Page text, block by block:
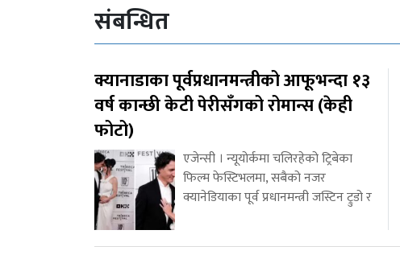
संबन्धित
क्यानाडाका पूर्वप्रधानमन्त्रीको आफूभन्दा १३
वर्ष कान्छी केटी पेरीसँगको रोमान्स (केही
फोटो)
एजेन्सी । न्यूयोर्कमा चलिरहेको ट्रिबेका
फिल्म फेस्टिभलमा, सबैको नजर
क्यानेडियाका पूर्व प्रधानमन्त्री जस्टिन ट्रुडो र